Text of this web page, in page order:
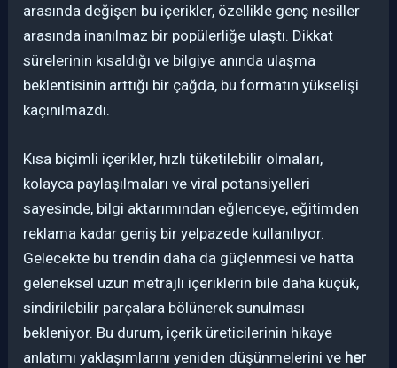
arasında değişen bu içerikler, özellikle genç nesiller
arasında inanılmaz bir popülerliğe ulaştı. Dikkat
sürelerinin kısaldığı ve bilgiye anında ulaşma
beklentisinin arttığı bir çağda, bu formatın yükselişi
kaçınılmazdı.
Kısa biçimli içerikler, hızlı tüketilebilir olmaları,
kolayca paylaşılmaları ve viral potansiyelleri
sayesinde, bilgi aktarımından eğlenceye, eğitimden
reklama kadar geniş bir yelpazede kullanılıyor.
Gelecekte bu trendin daha da güçlenmesi ve hatta
geleneksel uzun metrajlı içeriklerin bile daha küçük,
sindirilebilir parçalara bölünerek sunulması
bekleniyor. Bu durum, içerik üreticilerinin hikaye
anlatımı yaklaşımlarını yeniden düşünmelerini ve her